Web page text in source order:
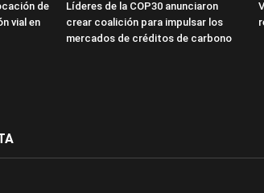
de
vial en
Líderes de la COP30 anunciaron
crear coalición para impulsar los
mercados de créditos de carbono